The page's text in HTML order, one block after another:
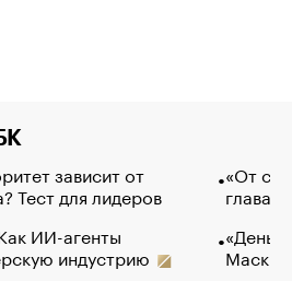
зависит от
Тест для лидеров
ИИ-агенты
индустрию
«От
глава
Маск в